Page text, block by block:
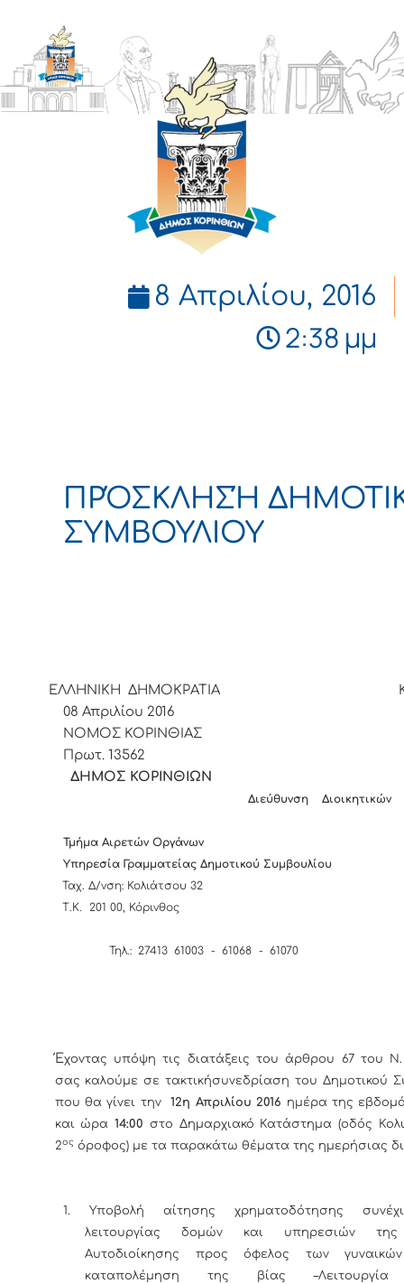
ΔΗΜΟΣ
ΚΟΡΙΝΘΙΩΝ
8 Απριλίου, 2016
2:38 μμ
ΠΡΌΣΚΛΗΣΉ
ΣΥΜΒΟΥΛΙΟΥ
ΕΛΛΗΝΙΚΗ ΔΗΜΟΚΡΑΤΙΑ
08 Απριλίου 2016
ΝΟΜΟΣ ΚΟΡΙΝΘΙΑΣ
Πρωτ. 13562
ΔΗΜΟΣ
Διεύθυνση Διοικητικών
Τμήμα Αιρετών Οργάνων
Υπηρεσία Γραμματείας Δημοτικού Συμβουλίου
Ταχ. Δ/νση: Κολιάτσου 32
Τ.Κ. 201 00, Κόρινθος
Τηλ.: 27413 61003 - 61068 -
Έχοντας υπόψη τις διατάξεις του άρθρου 67 του Ν.
σας καλούμε σε τακτικήσυνεδρίαση του Δημοτικού
που θα γίνει την12η Απριλίου 2016 ημέρα της
και ώρα 14:00 στο Δημαρχιακό Κατάστημα (οδός
2ος όροφος) με τα παρακάτω θέματα της ημερήσιας
1.
Υποβολή αίτησης χρηματοδότησης
λειτουργίας δομών και υπηρεσιών της
Αυτοδιοίκησης προς όφελος των
καταπολέμηση της βίας –Λειτουργία